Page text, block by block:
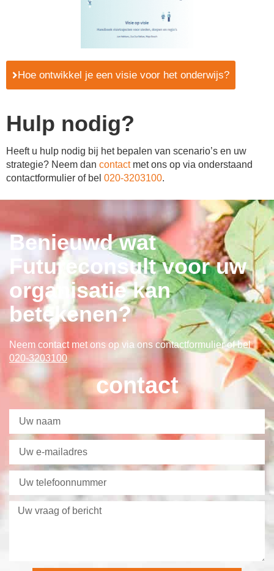
Hoe ontwikkel je een visie voor het onderwijs?
Hulp nodig?
Heeft u hulp nodig bij het bepalen van scenario’s en uw
strategie? Neem dan contactmet ons op via onderstaand
contactformulier of bel 020-3203100.
Benieuwd wat
Futureconsult voor uw
organisatie kan
betekenen?
Neem contact met ons op via ons contactformulier of bel
020-3203100
contact